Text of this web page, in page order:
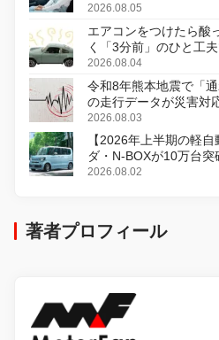
2026.08.05
エアコンをつけたら
く「3分前」のひと工
2026.08.04
令和8年熊本地震で「
の走行データが災害対
2026.08.03
【2026年上半期の軽
ダ・N-BOXが10万台突
感
2026.08.02
著者プロフィール